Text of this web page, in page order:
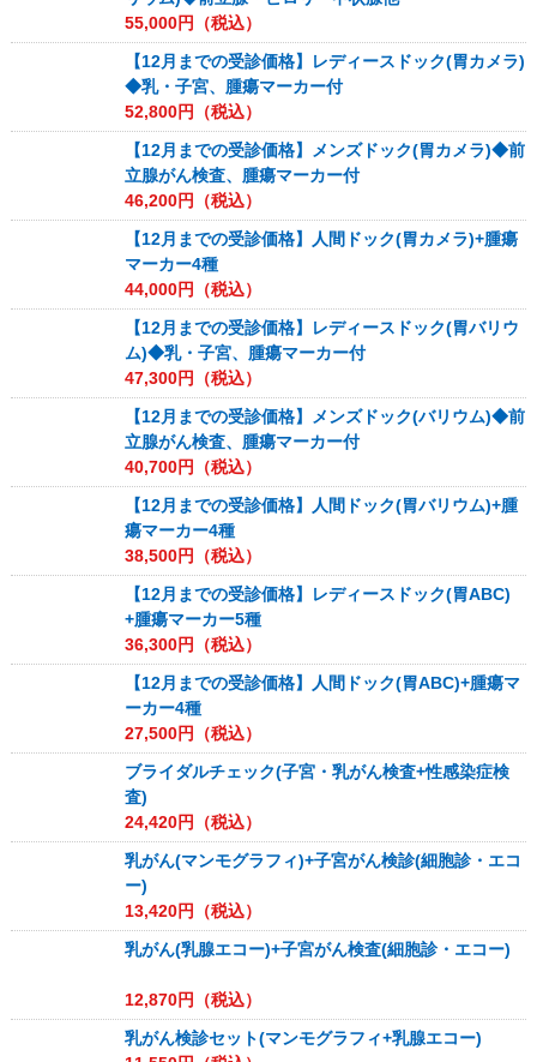
55,000円（税込）
【12月までの受診価格】レディースドック(胃カメラ)
◆乳・子宮、腫瘍マーカー付
52,800円（税込）
【12月までの受診価格】メンズドック(胃カメラ)◆前
立腺がん検査、腫瘍マーカー付
46,200円（税込）
【12月までの受診価格】人間ドック(胃カメラ)+腫瘍
マーカー4種
44,000円（税込）
【12月までの受診価格】レディースドック(胃バリウ
ム)◆乳・子宮、腫瘍マーカー付
47,300円（税込）
【12月までの受診価格】メンズドック(バリウム)◆前
立腺がん検査、腫瘍マーカー付
40,700円（税込）
【12月までの受診価格】人間ドック(胃バリウム)+腫
瘍マーカー4種
38,500円（税込）
【12月までの受診価格】レディースドック(胃ABC)
+腫瘍マーカー5種
36,300円（税込）
【12月までの受診価格】人間ドック(胃ABC)+腫瘍マ
ーカー4種
27,500円（税込）
ブライダルチェック(子宮・乳がん検査+性感染症検
査)
24,420円（税込）
乳がん(マンモグラフィ)+子宮がん検診(細胞診・エコ
ー)
13,420円（税込）
乳がん(乳腺エコー)+子宮がん検査(細胞診・エコー)
12,870円（税込）
乳がん検診セット(マンモグラフィ+乳腺エコー)